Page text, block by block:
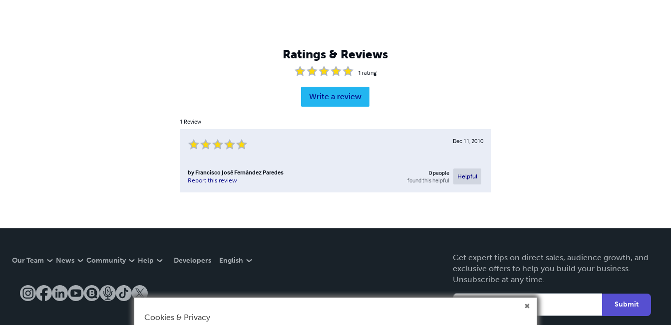
Ratings & Reviews
1 rating
Write a review
1 Review
Dec 11, 2010
by Francisco José Fernández Paredes
Report this review
0people
found this helpful
Helpful
Our Team News Community Help Developers English
Get expert tips on direct sales, audience growth, and
exclusive offers to help you build your business.
Unsubscribe at any time.
Submit
Cookies & Privacy